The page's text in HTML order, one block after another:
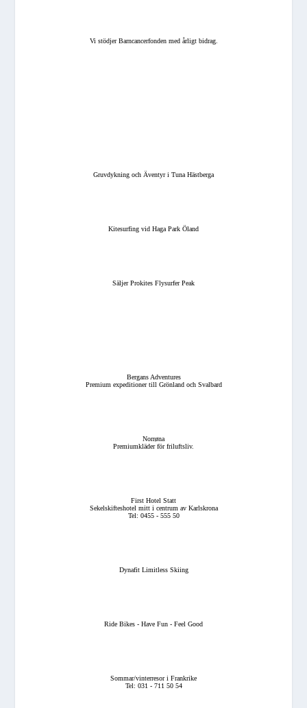
Vi stödjer Barncancerfonden med årligt bidrag.
Gruvdykning och Äventyr i Tuna Hästberga
Kitesurfing vid Haga Park Öland
Säljer Prokites Flysurfer Peak
Bergans Adventures
Premium expeditioner till Grönland och Svalbard
Norrøna
Premiumkläder för friluftsliv.
First Hotel Statt
Sekelskifteshotel mitt i centrum av Karlskrona
Tel: 0455 - 555 50
Dynafit Limitless Skiing
Ride Bikes - Have Fun - Feel Good
Sommar/vinterresor i Frankrike
Tel: 031 - 711 50 54